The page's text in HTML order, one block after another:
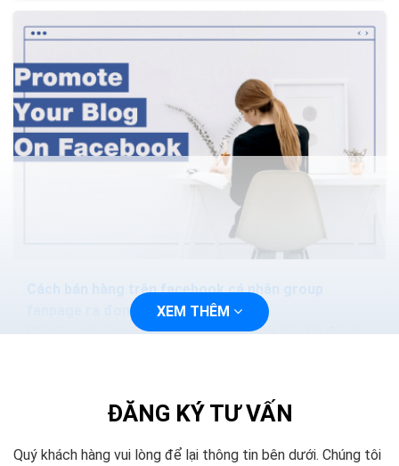
Cách bán hàng trên facebook cá nhân group
fanpage ra đơn hàng ngày
Chỉ nên mở rộng các mặt hàng hóa đang bán khi đã có
XEM THÊM
ĐĂNG KÝ TƯ VẤN
Quý khách hàng vui lòng để lại thông tin bên dưới. Chúng tôi